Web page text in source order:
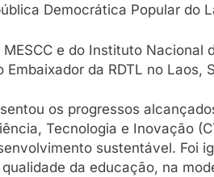
Democrática Popular do
e do Instituto Nacional
da RDTL no Laos,
os progressos
Tecnologia e Inovação
sustentável. Foi
da educação, na